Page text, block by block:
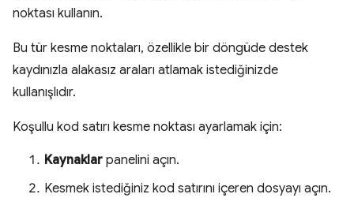
noktası kullanın.
Bu tür kesme noktaları, özellikle bir döngüde destek
kaydınızla alakasız araları atlamak istediğinizde
kullanışlıdır.
Koşullu kod satırı kesme noktası ayarlamak için:
Kaynaklar panelini açın.
Kesmek istediğiniz kod satırını içeren dosyayı açın.